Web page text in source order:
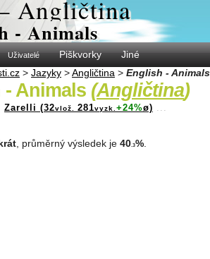
Angličtina
- Animals
Uživatelé Piškvorky
Jiné
> Jazyky >Angličtina > English - Animals
Animals (Angličtina)
Zarelli (32vlož. 281vyzk. +24%ø) ...
, průměrný výsledek je 40 .3%